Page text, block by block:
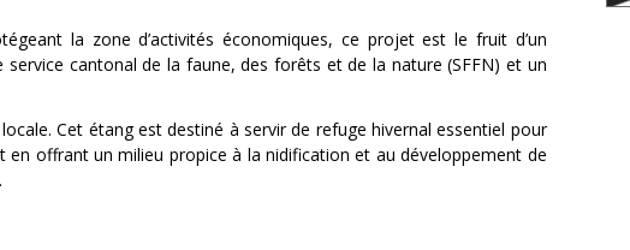
la zone d’activités économiques, ce projet est le fruit d’un
cantonal de la faune, des forêts et de la nature (SFFN) et un
Cet étang est destiné à servir de refuge hivernal essentiel pour
en offrant un milieu propice à la nidification et au développement de